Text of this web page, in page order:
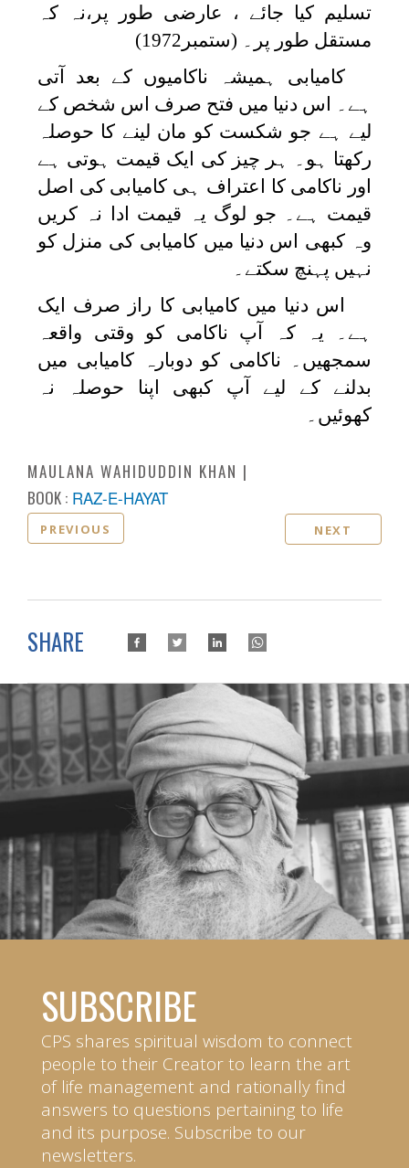
تسلیم کیا جائے ، عارضی طور پر،نہ کہ
مستقل طور پر۔ (ستمبر1972)
کامیابی ہمیشہ ناکامیوں کے بعد آتی
ہے۔ اس دنیا میں فتح صرف اس شخص کے
لیے ہے جو شکست کو مان لینے کا حوصلہ
رکھتا ہو۔ ہر چیز کی ایک قیمت ہوتی ہے
اور ناکامی کا اعتراف ہی کامیابی کی اصل
قیمت ہے۔ جو لوگ یہ قیمت ادا نہ کریں
وہ کبھی اس دنیا میں کامیابی کی منزل کو
نہیں پہنچ سکتے۔
اس دنیا میں کامیابی کا راز صرف ایک
ہے۔ یہ کہ آپ ناکامی کو وقتی واقعہ
سمجھیں۔ ناکامی کو دوبارہ کامیابی میں
بدلنے کے لیے آپ کبھی اپنا حوصلہ نہ
کھوئیں۔
MAULANA WAHIDUDDIN KHAN
BOOK : RAZ-E-HAYAT
PREVIOUS NEXT
SHARE
SUBSCRIBE
CPS shares spiritual wisdom to connect
people to their Creator to learn the art
of life management and rationally find
answers to questions pertaining to life
and its purpose. Subscribe to our
newsletters.